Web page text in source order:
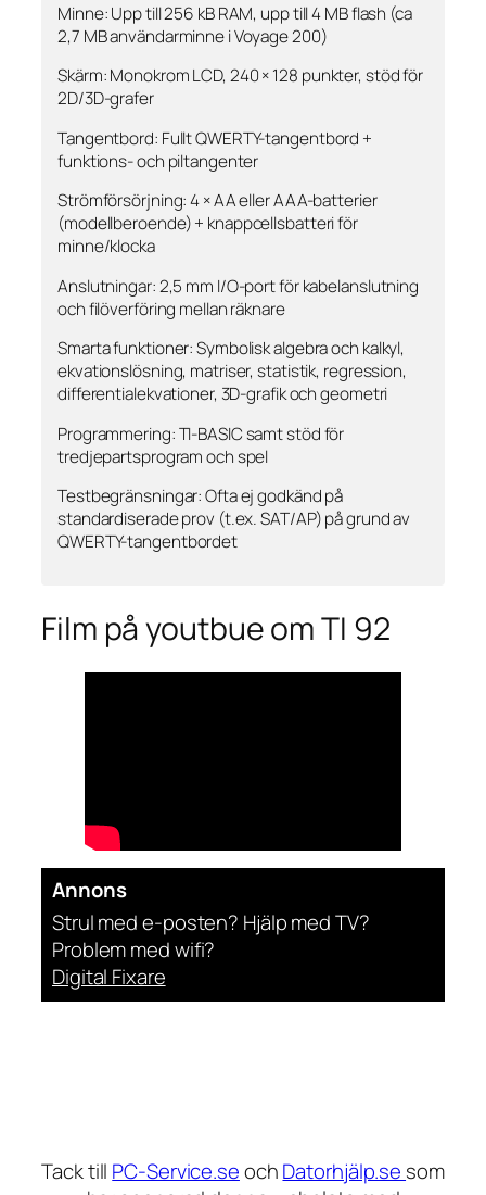
Minne: Upp till 256 kB RAM, upp till 4 MB flash (ca
2,7 MB användarminne i Voyage 200)
Skärm: Monokrom LCD, 240 × 128 punkter, stöd för
2D/3D-grafer
Tangentbord: Fullt QWERTY-tangentbord +
funktions- och piltangenter
Strömförsörjning: 4 × AA eller AAA-batterier
(modellberoende) + knappcellsbatteri för
minne/klocka
Anslutningar: 2,5 mm I/O-port för kabelanslutning
och filöverföring mellan räknare
Smarta funktioner: Symbolisk algebra och kalkyl,
ekvationslösning, matriser, statistik, regression,
differentialekvationer, 3D-grafik och geometri
Programmering: TI-BASIC samt stöd för
tredjepartsprogram och spel
Testbegränsningar: Ofta ej godkänd på
standardiserade prov (t.ex. SAT/AP) på grund av
QWERTY-tangentbordet
Film på youtbue om TI 92
Annons
Strul med e-posten? Hjälp med TV?
Problem med wifi?
Digital Fixare
Tack till PC-Service.seochDatorhjälp.se som